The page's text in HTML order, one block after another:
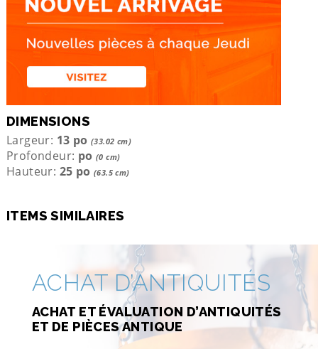
DIMENSIONS
Largeur: 13 po (33.02 cm)
Profondeur: po (0 cm)
Hauteur: 25 po (63.5 cm)
ITEMS SIMILAIRES
ACHAT D’ANTIQUITÉS
ACHAT ET ÉVALUATION D’ANTIQUITÉS
ET DE PIÈCES ANTIQUE